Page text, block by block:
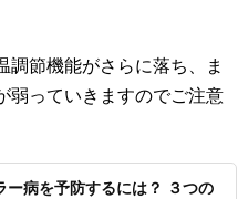
調節機能がさらに落ち、ま
弱っていきますのでご注意
ー病を予防するには？ ３つの